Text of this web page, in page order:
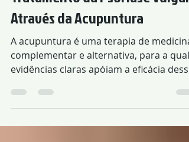
Tratamento da Psoríase Vulgar
Através da Acupuntura
A acupuntura é uma terapia de medicina
complementar e alternativa, para a qual
abordagem no...